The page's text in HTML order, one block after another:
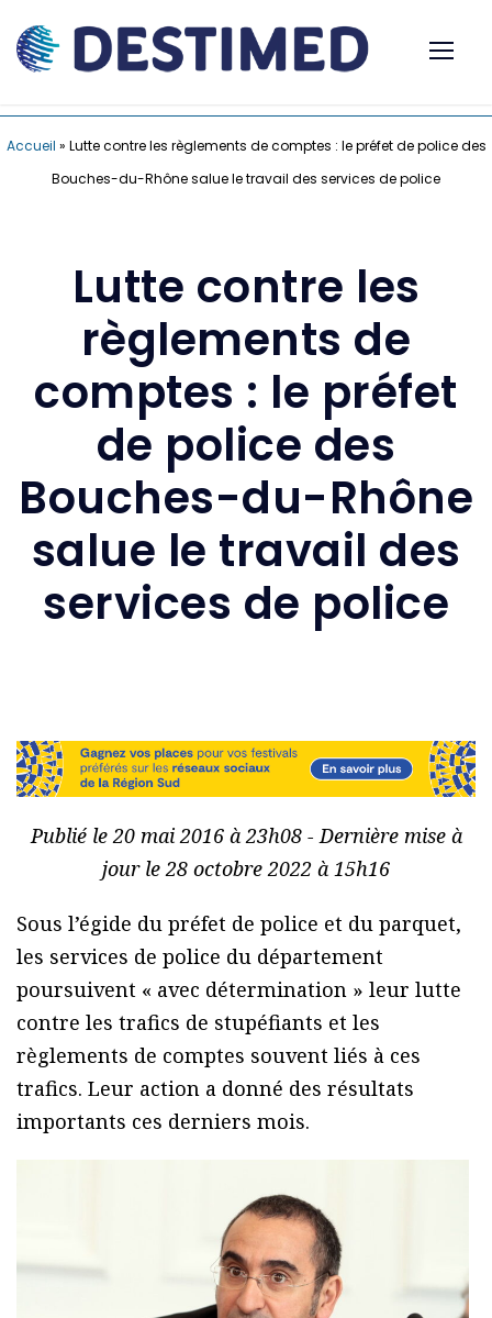
Accueil » Lutte contre les règlements de comptes : le préfet de police des
Bouches-du-Rhône salue le travail des services de police
Lutte contre les
règlements de
comptes : le préfet
de police des
Bouches-du-Rhône
salue le travail des
services de police
Publié le 20 mai 2016 à 23h08 - Dernière mise à
jour le 28 octobre 2022 à 15h16
Sous l’égide du préfet de police et du parquet,
les services de police du département
poursuivent « avec détermination » leur lutte
contre les trafics de stupéfiants et les
règlements de comptes souvent liés à ces
trafics. Leur action a donné des résultats
importants ces derniers mois.